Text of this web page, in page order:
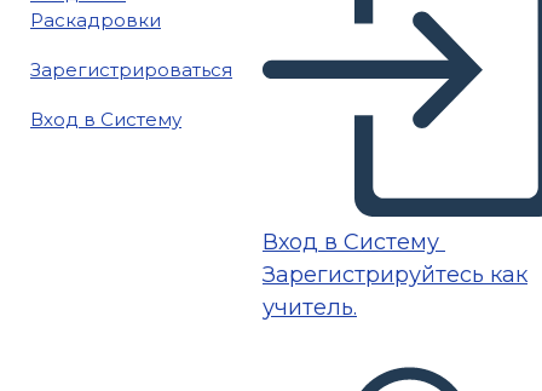
Раскадровки
Зарегистрироваться
Вход в Систему
Вход в Систему
Зарегистрируйтесь как
учитель.